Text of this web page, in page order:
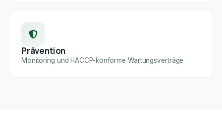
Prävention
Monitoring und HACCP-konforme Wartungsverträge.